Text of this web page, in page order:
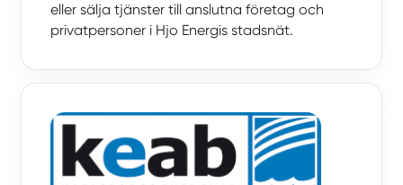
eller sälja tjänster till anslutna företag och
privatpersoner i Hjo Energis stadsnät.